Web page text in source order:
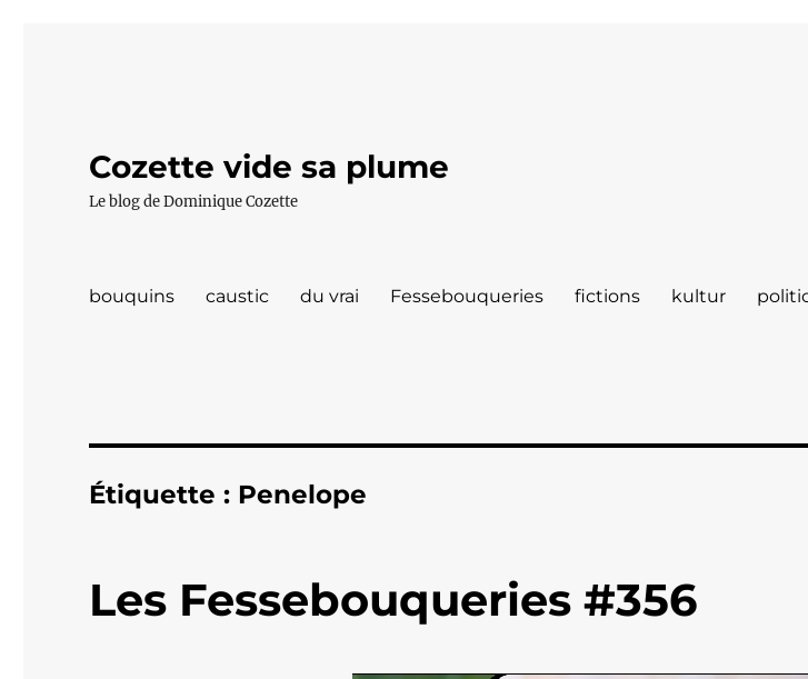
Cozette vide sa plume
Le blog de Dominique Cozette
bouquins caustic du vrai Fessebouqueries fictions kultur
Étiquette : Penelope
Les Fessebouqueries #356